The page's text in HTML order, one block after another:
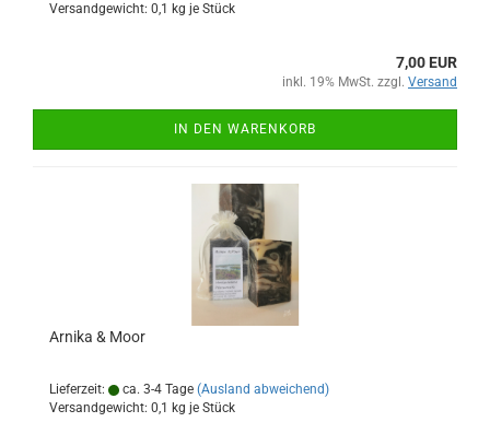
Versandgewicht: 0,1 kg je Stück
7,00 EUR
inkl. 19% MwSt. zzgl. Versand
IN DEN WARENKORB
Arnika & Moor
Lieferzeit: ca. 3-4 Tage (Ausland abweichend)
Versandgewicht: 0,1 kg je Stück